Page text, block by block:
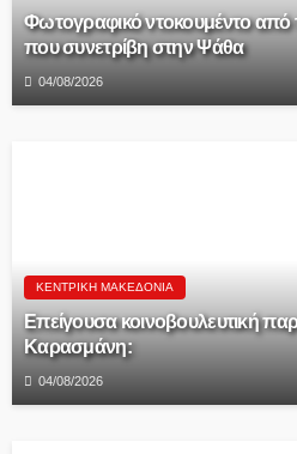
Φωτογραφικό ντοκουμέντο από
που συνετρίβη στην Ψάθα
04/08/2026
ΚΕΝΤΡΙΚΉ ΜΑΚΕΔΟΝΊΑ
Επείγουσα κοινοβουλευτική
Καρασμάνη:
04/08/2026